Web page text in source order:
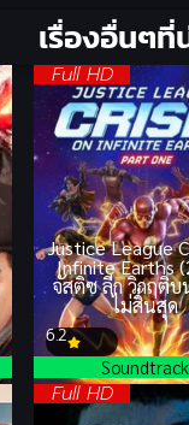
เรื่องอื่นๆที่
Full HD
Justice League
Infinite Earths
จัสติซ ลีก วิกฤติบ
ไม่สิ้นสุด
6.2
Soundtrack
Full HD